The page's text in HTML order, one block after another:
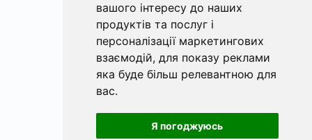
вашого інтересу до наших
продуктів та послуг і
персоналізації маркетингових
взаємодій, для показу реклами
яка буде більш релевантною для
вас.
Я погоджуюсь